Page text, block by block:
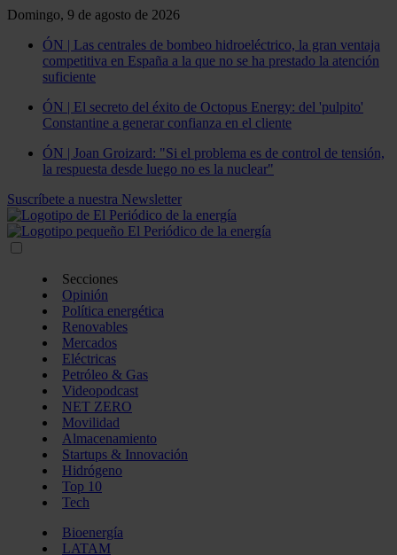
Domingo, 9 de agosto de 2026
ÓN | Las centrales de bombeo hidroeléctrico, la gran ventaja
competitiva en España a la que no se ha prestado la atención
suficiente
ÓN | El secreto del éxito de Octopus Energy: del 'pulpito'
Constantine a generar confianza en el cliente
ÓN | Joan Groizard: "Si el problema es de control de tensión,
la respuesta desde luego no es la nuclear"
Suscríbete a nuestra Newsletter
Secciones
Opinión
Política energética
Renovables
Mercados
Eléctricas
Petróleo & Gas
Videopodcast
NET ZERO
Movilidad
Almacenamiento
Startups & Innovación
Hidrógeno
Top 10
Tech
Bioenergía
LATAM